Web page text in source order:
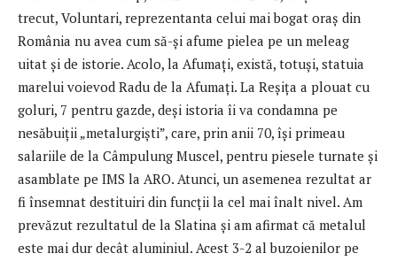
trecut, Voluntari, reprezentanta celui mai bogat oraș din
România nu avea cum să-și afume pielea pe un meleag
uitat și de istorie. Acolo, la Afumați, există, totuși, statuia
marelui voievod Radu de la Afumați. La Reșița a plouat cu
goluri, 7 pentru gazde, deși istoria îi va condamna pe
nesăbuiții „metalurgiști”, care, prin anii 70, își primeau
salariile de la Câmpulung Muscel, pentru piesele turnate și
asamblate pe IMS la ARO. Atunci, un asemenea rezultat ar
fi însemnat destituiri din funcții la cel mai înalt nivel. Am
prevăzut rezultatul de la Slatina și am afirmat că metalul
este mai dur decât aluminiul. Acest 3-2 al buzoienilor pe